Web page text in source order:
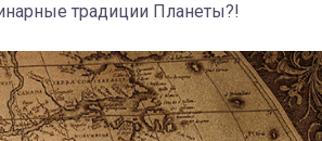
традиции Планеты?!